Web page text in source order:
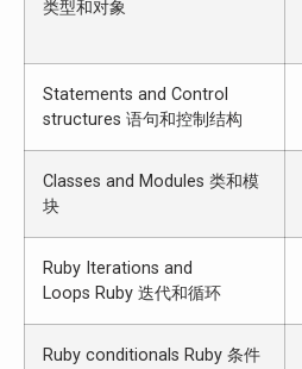
类型和对象
Statements and Control
structures 语句和控制结构
Classes and Modules 类和模
块
Ruby Iterations and
Loops Ruby 迭代和循环
Ruby conditionals Ruby 条件